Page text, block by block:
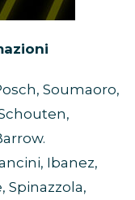
Soumaoro,
Ibanez,
Spinazzola,